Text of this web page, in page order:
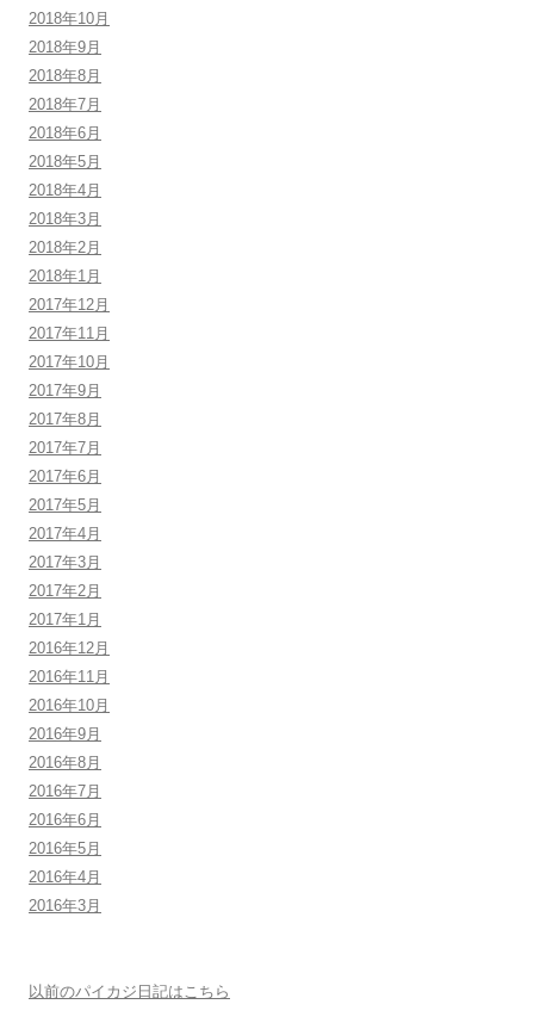
2018年10月
2018年9月
2018年8月
2018年7月
2018年6月
2018年5月
2018年4月
2018年3月
2018年2月
2018年1月
2017年12月
2017年11月
2017年10月
2017年9月
2017年8月
2017年7月
2017年6月
2017年5月
2017年4月
2017年3月
2017年2月
2017年1月
2016年12月
2016年11月
2016年10月
2016年9月
2016年8月
2016年7月
2016年6月
2016年5月
2016年4月
2016年3月
以前のパイカジ日記はこちら